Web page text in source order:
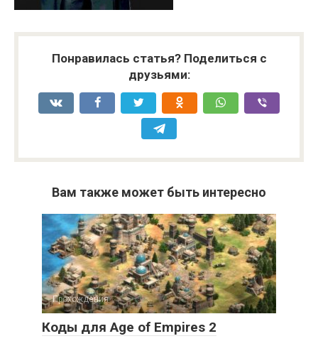
Понравилась статья? Поделиться с
друзьями:
Вам также может быть интересно
Прохождения
Коды для Age of Empires 2